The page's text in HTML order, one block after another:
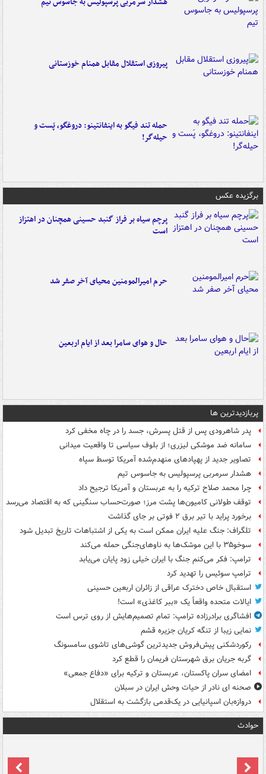
پیروزی استقلال مقابل همنام خوزستانی
حمله تند فیگو به اینفانتینو: دروغگو، پَست‌ و
حیله‌گر!
برگزیده عکس
پرچم سیاه بر فراز گنبد حسینی همچنان در اهتزاز
است
حرم امیرالمومنین محیای آخر صفر شد
حال و هوای سامرا بعد از ایام اربعین
پربازدیدترین ها
پدر شاهرودی پس از قتل پسرش، جسد را در چاه مخفی کرد
سامانه ضد موشکی لیزری؛ از بلوف سیاسی تا واقعیت میدانی
تصاویر جدید از پهپادهای منهدم‌شده آمریکا توسط سپاه
هشدار سرمربی پرسپولیس به جاسوس تیم
چرا محمد صلاح ترکیه را به عربستان و آمریکا ترجیح داد
توقف طولانی کامیون‌ها پشت مرز؛ صورت‌حساب سنگینی که به اقتصاد می‌رسد
برخورد پراید با تیر برق ۲ فوتی بر جای گذاشت
تلگراف: جنگ علیه ایران ممکن است به یکی از اشتباهات تاریخ تبدیل شود
سوخو۳۵ با این موشک‌ها به ناوهای‌جنگی حمله می‌کند
ترامپ: فکر می‌کنم جنگ با ایران خیلی زود پایان می‌یابد
ترامپ سوئیس را تهدید کرد
استقبال خاص دخترک عراقی از زائران اربعین حسینی
ایالات متحده واقعاً یک «ببر کاغذی» است!
افشاگری برادرزاده ترامپ: تمام تصمیم‌هایش از روی ترس است
نمایی زیبا از تنگه کریان جزیره قشم
رکوردشکنی پیش‌فروش جدیدترین گوشی‌های تاشوی سامسونگ
گربه جریان برق شهرستان فریمان را قطع کرد
امضای سران پاکستان، عربستان و ترکیه برای «دفاع جمعی»
صحنه ای نادر از حیات وحش ایران در سبلان
دروازه‌بان اسپانیایی در یک‌قدمی بازگشت به استقلال
حوادث